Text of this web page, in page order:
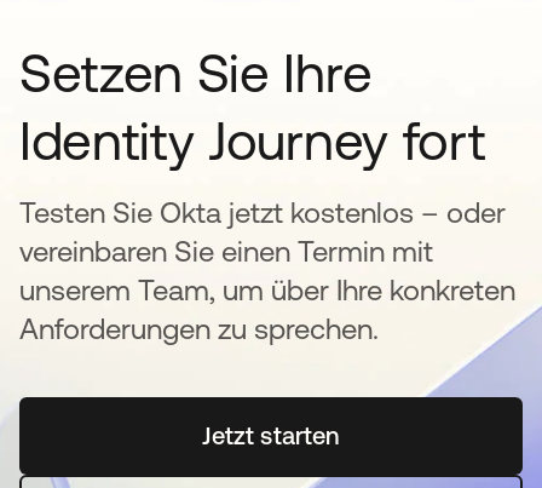
Setzen Sie Ihre
Identity Journey fort
Testen Sie Okta jetzt kostenlos – oder
vereinbaren Sie einen Termin mit
unserem Team, um über Ihre konkreten
Anforderungen zu sprechen.
Jetzt startenwird in einer neuen